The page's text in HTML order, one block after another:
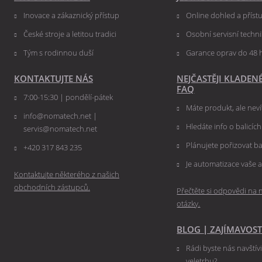
Inovace a zákaznický přístup
České stroje a letitou tradici
Tým s rodinnou duší
KONTAKTUJTE NÁS
7:00-15:30 | pondělí-pátek
info@nomatech.net |
servis@nomatech.net
+420 317 843 235
Kontaktujte některého z našich
obchodních zástupců.
Online dohled a
Osobní servisní
Garance oprav do 48
NEJČASTĚJI
FAQ
Máte produkt, ale
Hledáte info o
Plánujete pořizovat
Je automatizace vaše
Přečtěte si odpovědi na
otázky.
BLOG |
Rádi byste nás